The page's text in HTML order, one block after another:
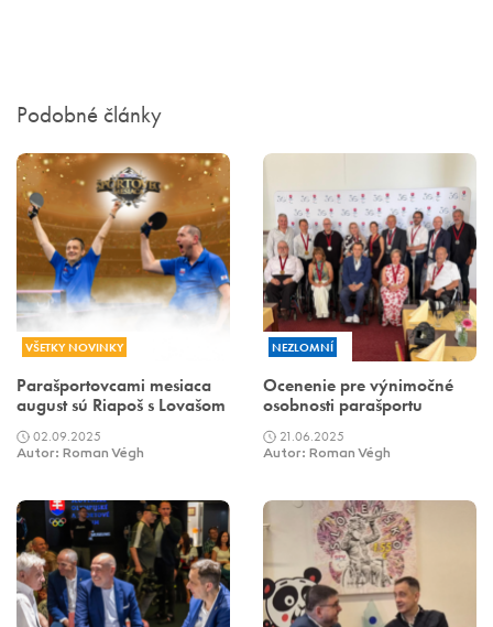
Podobné články
VŠETKY NOVINKY
Parašportovcami mesiaca
august sú Riapoš s Lovašom
02.09.2025
Autor: Roman Végh
NEZLOMNÍ
Ocenenie pre výnimočné
osobnosti parašportu
21.06.2025
Autor: Roman Végh